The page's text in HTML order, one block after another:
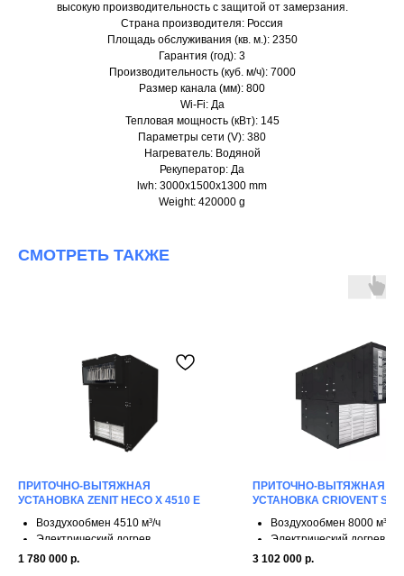
высокую производительность с защитой от замерзания.
Страна производителя: Россия
Площадь обслуживания (кв. м.): 2350
Гарантия (год): 3
Производительность (куб. м/ч): 7000
Размер канала (мм): 800
Wi-Fi: Да
Тепловая мощность (кВт): 145
Параметры сети (V): 380
Нагреватель: Водяной
Рекуператор: Да
lwh: 3000x1500x1300 mm
Weight: 420000 g
СМОТРЕТЬ ТАКЖЕ
ПРИТОЧНО-ВЫТЯЖНАЯ
УСТАНОВКА ZENIT HECO X 4510 E
Воздухообмен 4510 м³/ч
Электрический догрев
3 ступени рекуперации
1 780 000 р.
ПРИТОЧНО-ВЫТЯЖНАЯ
УСТАНОВКА CRIOVENT S
Воздухообмен 8000 м³/ч
Электрический догрев
4 ступени рекуперации
3 102 000 р.